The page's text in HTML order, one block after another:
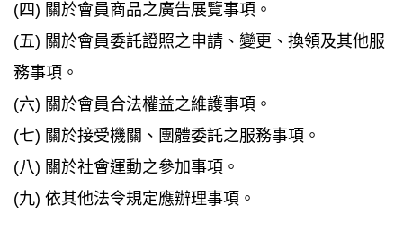
(四) 關於會員商品之廣告展覽事項。
(五) 關於會員委託證照之申請、變更、換領及其他服
務事項。
(六) 關於會員合法權益之維護事項。
(七) 關於接受機關、團體委託之服務事項。
(八) 關於社會運動之參加事項。
(九) 依其他法令規定應辦理事項。